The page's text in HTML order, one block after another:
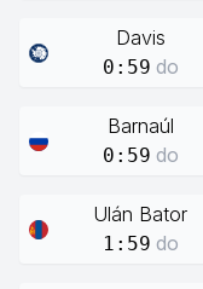
Davis
0:59 do
Barnaúl
0:59 do
Ulán Bator
1:59 do